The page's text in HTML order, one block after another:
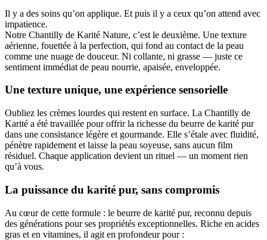
Il y a des soins qu’on applique. Et puis il y a ceux qu’on attend avec
impatience.
Notre Chantilly de Karité Nature, c’est le deuxième. Une texture
aérienne, fouettée à la perfection, qui fond au contact de la peau
comme une nuage de douceur. Ni collante, ni grasse — juste ce
sentiment immédiat de peau nourrie, apaisée, enveloppée.
Une texture unique, une expérience sensorielle
Oubliez les crèmes lourdes qui restent en surface. La Chantilly de
Karité a été travaillée pour offrir la richesse du beurre de karité pur
dans une consistance légère et gourmande. Elle s’étale avec fluidité,
pénètre rapidement et laisse la peau soyeuse, sans aucun film
résiduel. Chaque application devient un rituel — un moment rien
qu’à vous.
La puissance du karité pur, sans compromis
Au cœur de cette formule : le beurre de karité pur, reconnu depuis
des générations pour ses propriétés exceptionnelles. Riche en acides
gras et en vitamines, il agit en profondeur pour :